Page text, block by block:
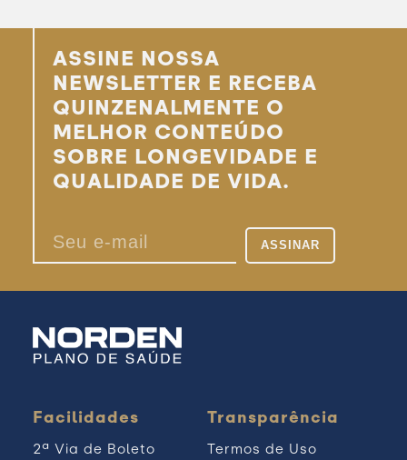
ASSINE NOSSA
NEWSLETTER E RECEBA
QUINZENALMENTE O
MELHOR CONTEÚDO
SOBRE LONGEVIDADE E
QUALIDADE DE VIDA.
Facilidades
2ª Via de Boleto
Transparência
Termos de Uso